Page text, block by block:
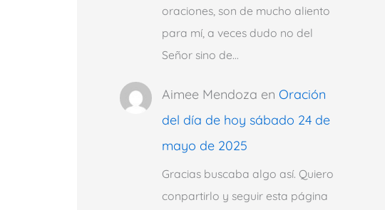
oraciones, son de mucho aliento
para mí, a veces dudo no del
Señor sino de…
Aimee Mendoza en Oración
del día de hoy sábado 24 de
mayo de 2025
Gracias buscaba algo así. Quiero
conpartirlo y seguir esta página